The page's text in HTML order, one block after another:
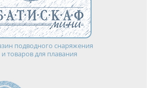
подводного снаряжения
и товаров для плавания